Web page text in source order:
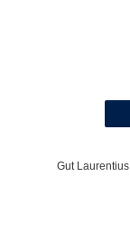
Gut